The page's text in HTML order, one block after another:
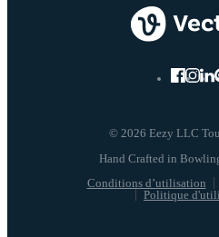
© 2026 Eezy LLC
Conditions d’utilisation
Politique